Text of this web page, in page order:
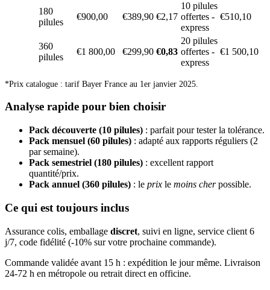
180
pilules
€900,00 €389,90 €2,17
10 pilules
offertes -
express
€510,10
360
pilules
€1 800,00 €299,90 €0,83
20 pilules
offertes -
express
€1 500,10
*Prix catalogue : tarif Bayer France au 1er janvier 2025.
Analyse rapide pour bien choisir
Pack découverte (10 pilules) : parfait pour tester la tolérance.
Pack mensuel (60 pilules) : adapté aux rapports réguliers (2
par semaine).
Pack semestriel (180 pilules) : excellent rapport
quantité/prix.
Pack annuel (360 pilules) : le prix le moins cherpossible.
Ce qui est toujours inclus
Assurance colis, emballage discret, suivi en ligne, service client 6
j/7, code fidélité (-10% sur votre prochaine commande).
Commande validée avant 15 h : expédition le jour même. Livraison
24-72 h en métropole ou retrait direct en officine.